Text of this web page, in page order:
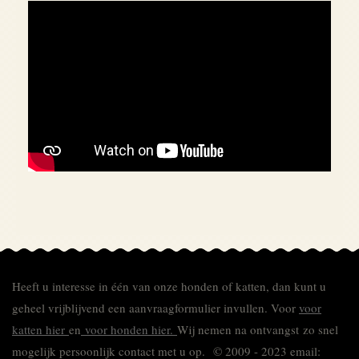
Heeft u interesse in één van onze honden of katten, dan kunt u
geheel vrijblijvend een aanvraagformulier invullen. Voor voor
katten hier en voor honden hier. Wij nemen na ontvangst zo snel
mogelijk persoonlijk contact met u op. © 2009 - 2023 email: